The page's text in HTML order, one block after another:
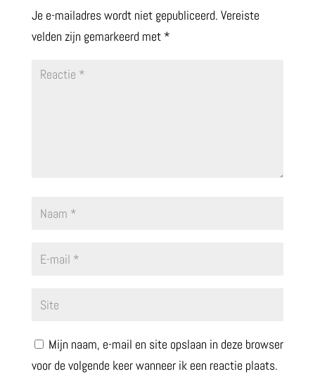
Je e-mailadres wordt niet gepubliceerd. Vereiste
velden zijn gemarkeerd met *
Mijn naam, e-mail en site opslaan in deze browser
voor de volgende keer wanneer ik een reactie plaats.